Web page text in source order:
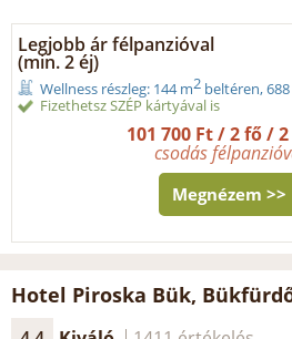
Legjobb ár félpanzióval
(min. 2 éj)
Wellness részleg: 144 m2 beltéren,
Fizethetsz SZÉP kártyával is
101 700 Ft / 2 fő /
csodás
Megnézem >>
Hotel Piroska Bük,